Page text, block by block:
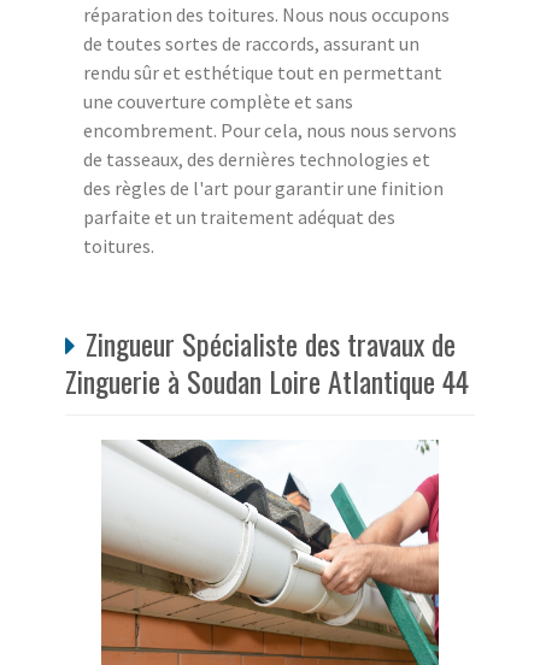
réparation des toitures. Nous nous occupons
de toutes sortes de raccords, assurant un
rendu sûr et esthétique tout en permettant
une couverture complète et sans
encombrement. Pour cela, nous nous servons
de tasseaux, des dernières technologies et
des règles de l'art pour garantir une finition
parfaite et un traitement adéquat des
toitures.
Zingueur Spécialiste des travaux de
Zinguerie à Soudan Loire Atlantique 44